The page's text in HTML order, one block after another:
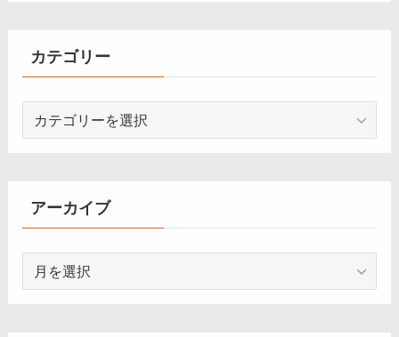
カテゴリー
ーアーカイブ